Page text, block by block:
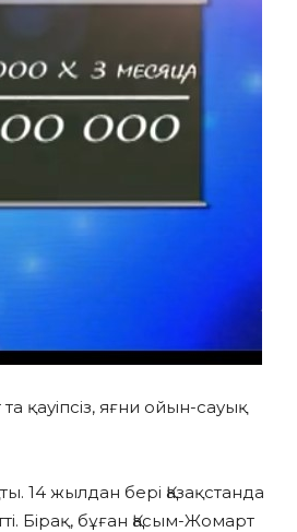
қауіпсіз, яғни ойын-сауық
14 жылдан бері Қазақстанда
Бірақ, бұған Қасым-Жомарт